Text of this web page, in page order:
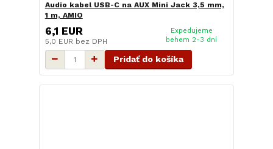
Audio kabel USB-C na AUX Mini Jack 3,5 mm,
1 m, AMIO
6,1 EUR
5,0 EUR bez DPH
Expedujeme
behem 2-3 dní
Pridať do košíka